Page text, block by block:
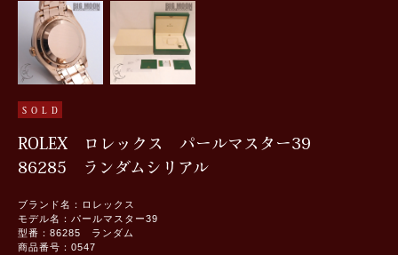
SOLD
ROLEX ロレックス パールマスター39
86285 ランダムシリアル
ブランド名：ロレックス
モデル名：パールマスター39
型番：86285 ランダム
商品番号：0547